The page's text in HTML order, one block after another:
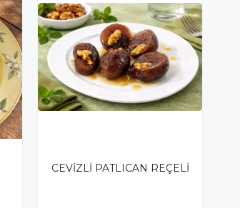
CEVİZLİ PATLICAN REÇELİ